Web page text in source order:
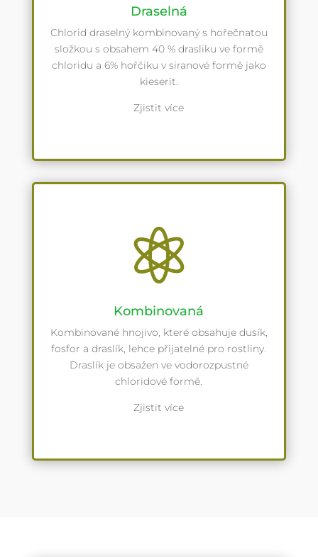
Draselná
Chlorid draselný kombinovaný s hořečnatou
složkou s obsahem 40 % drasliku ve formě
chloridu a 6% hořčiku v siranové formě jako
kieserit.
Zjistit více

Kombinovaná
Kombinované hnojivo, které obsahuje dusík,
fosfor a draslík, lehce přijatelné pro rostliny.
Draslík je obsažen ve vodorozpustné
chloridové formě.
Zjistit více